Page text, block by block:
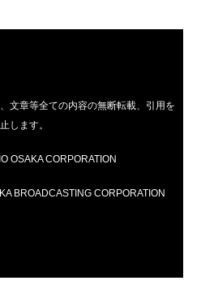
文章等全ての内容の無断転載、引用を
します。
OSAKA CORPORATION
BROADCASTING CORPORATION